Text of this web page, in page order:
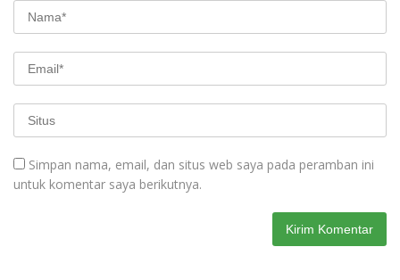
Simpan nama, email, dan situs web saya pada peramban ini
untuk komentar saya berikutnya.